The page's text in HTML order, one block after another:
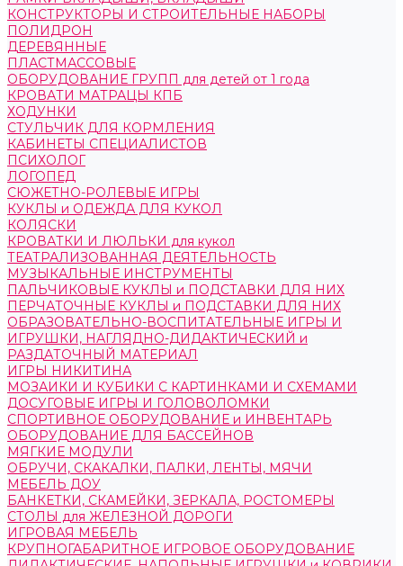
КОНСТРУКТОРЫ И СТРОИТЕЛЬНЫЕ НАБОРЫ
ПОЛИДРОН
ДЕРЕВЯННЫЕ
ПЛАСТМАССОВЫЕ
ОБОРУДОВАНИЕ ГРУПП для детей от 1 года
КРОВАТИ МАТРАЦЫ КПБ
ХОДУНКИ
СТУЛЬЧИК ДЛЯ КОРМЛЕНИЯ
КАБИНЕТЫ СПЕЦИАЛИСТОВ
ПСИХОЛОГ
ЛОГОПЕД
СЮЖЕТНО-РОЛЕВЫЕ ИГРЫ
КУКЛЫ и ОДЕЖДА ДЛЯ КУКОЛ
КОЛЯСКИ
КРОВАТКИ И ЛЮЛЬКИ для кукол
ТЕАТРАЛИЗОВАННАЯ ДЕЯТЕЛЬНОСТЬ
МУЗЫКАЛЬНЫЕ ИНСТРУМЕНТЫ
ПАЛЬЧИКОВЫЕ КУКЛЫ и ПОДСТАВКИ ДЛЯ НИХ
ПЕРЧАТОЧНЫЕ КУКЛЫ и ПОДСТАВКИ ДЛЯ НИХ
ОБРАЗОВАТЕЛЬНО-ВОСПИТАТЕЛЬНЫЕ ИГРЫ И
ИГРУШКИ, НАГЛЯДНО-ДИДАКТИЧЕСКИЙ и
РАЗДАТОЧНЫЙ МАТЕРИАЛ
ИГРЫ НИКИТИНА
МОЗАИКИ И КУБИКИ С КАРТИНКАМИ И СХЕМАМИ
ДОСУГОВЫЕ ИГРЫ И ГОЛОВОЛОМКИ
СПОРТИВНОЕ ОБОРУДОВАНИЕ и ИНВЕНТАРЬ
ОБОРУДОВАНИЕ ДЛЯ БАССЕЙНОВ
МЯГКИЕ МОДУЛИ
ОБРУЧИ, СКАКАЛКИ, ПАЛКИ, ЛЕНТЫ, МЯЧИ
МЕБЕЛЬ ДОУ
БАНКЕТКИ, СКАМЕЙКИ, ЗЕРКАЛА, РОСТОМЕРЫ
СТОЛЫ для ЖЕЛЕЗНОЙ ДОРОГИ
ИГРОВАЯ МЕБЕЛЬ
КРУПНОГАБАРИТНОЕ ИГРОВОЕ ОБОРУДОВАНИЕ